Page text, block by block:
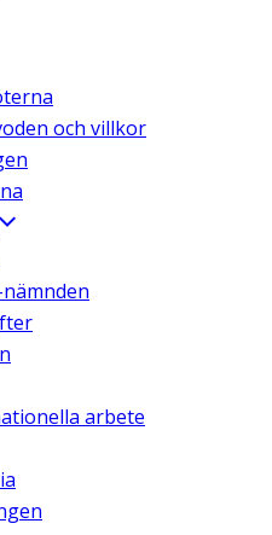
och villkor
arbete